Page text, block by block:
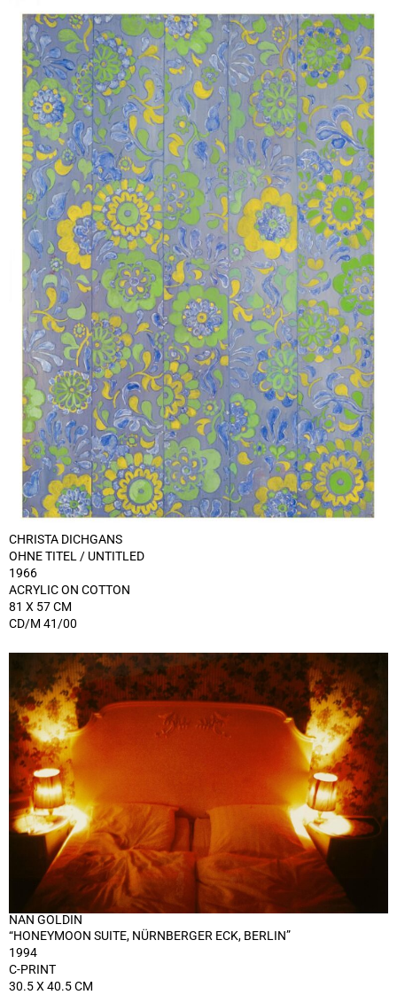
CHRISTA DICHGANS
OHNE TITEL / UNTITLED
1966
ACRYLIC ON COTTON
81 X 57 CM
CD/M 41/00
NAN GOLDIN
“HONEYMOON SUITE, NÜRNBERGER ECK, BERLIN”
1994
C-PRINT
30.5 X 40.5 CM